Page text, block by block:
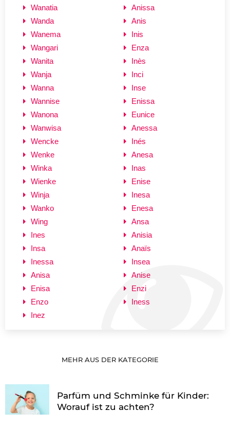
Wanatia
Wanda
Wanema
Wangari
Wanita
Wanja
Wanna
Wannise
Wanona
Wanwisa
Wencke
Wenke
Winka
Wienke
Winja
Wanko
Wing
Ines
Insa
Inessa
Anisa
Enisa
Enzo
Inez
Anissa
Anis
Inis
Enza
Inès
Inci
Inse
Enissa
Eunice
Anessa
Inés
Anesa
Inas
Enise
Inesa
Enesa
Ansa
Anisia
Anaïs
Insea
Anise
Enzi
Iness
MEHR AUS DER KATEGORIE
Parfüm und Schminke für Kinder:
Worauf ist zu achten?